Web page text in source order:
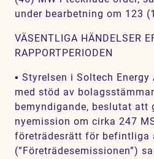
under bearbetning om 123
VÄSENTLIGA HÄNDELSER
RAPPORTPERIODEN
▪ Styrelsen i Soltech
med stöd av
bemyndigande, beslutat att
nyemission om cirka 247
företrädesrätt för befintliga
(”Företrädesemissionen”)